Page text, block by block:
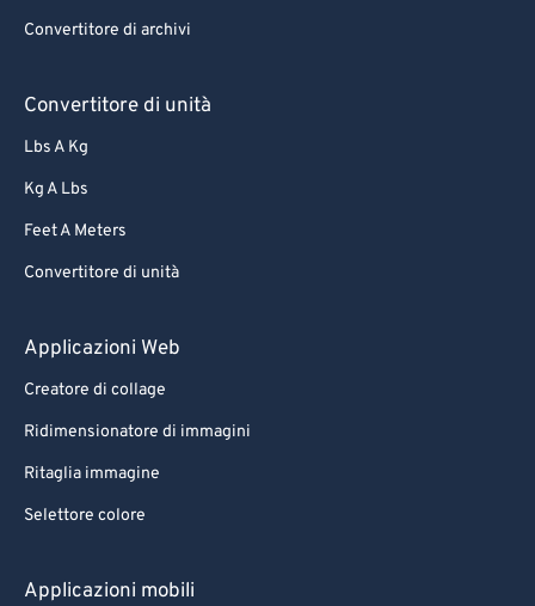
Convertitore di archivi
Convertitore di unità
Lbs A Kg
Kg A Lbs
Feet A Meters
Convertitore di unità
Applicazioni Web
Creatore di collage
Ridimensionatore di immagini
Ritaglia immagine
Selettore colore
Applicazioni mobili